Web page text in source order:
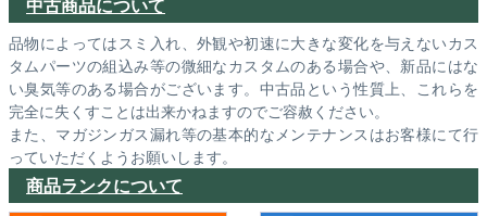
中古商品について
品物によってはスミ入れ、外観や初速に大きな変化を与えないカス
タムパーツの組込み等の微細なカスタムのある場合や、新品にはな
い臭気等のある場合がございます。中古品という性質上、これらを
完全に失くすことは出来かねますのでご容赦ください。
また、マガジンガス漏れ等の基本的なメンテナンスはお客様にて行
っていただくようお願いします。
商品ランクについて